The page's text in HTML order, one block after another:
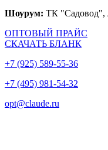
Шоурум: ТК "Садовод",
ОПТОВЫЙ ПРАЙС
СКАЧАТЬ БЛАНК
+7 (925) 589-55-36
+7 (495) 981-54-32
opt@claude.ru